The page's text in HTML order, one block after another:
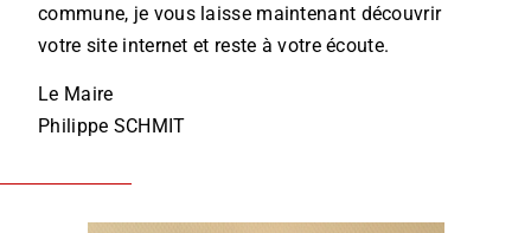
commune, je vous laisse maintenant découvrir
votre site internet et reste à votre écoute.
Le Maire
Philippe SCHMIT